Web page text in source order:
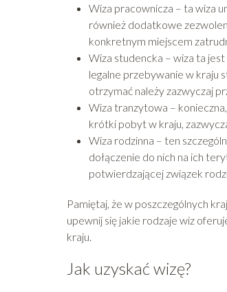
Wiza pracownicza – ta wiza
również dodatkowe
konkretnym miejscem
Wiza studencka – wiza ta
legalne przebywanie w kraju
otrzymać należy zazwyczaj
Wiza tranzytowa –
krótki pobyt w kraju,
Wiza rodzinna – ten
dołączenie do nich na ich
potwierdzającej związek
Pamiętaj, że w poszczególnych
upewnij się jakie rodzaje wiz
kraju.
Jak uzyskać wizę?